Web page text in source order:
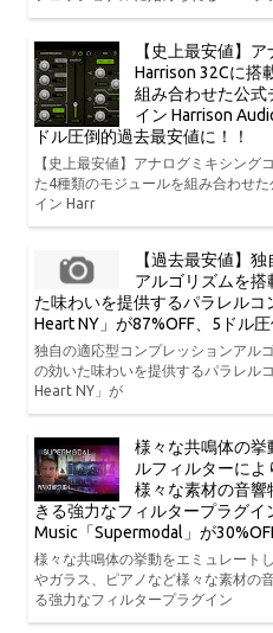
【史上最安値】
Harrison 32Cに搭
組み合わせた公式
イン Harrison
ドル圧倒的過去最安値に！！
【史上最安値】アナログミキシング
た4種類のモジュールを組み合わせ
イン Harr
【過去最安値】
アルゴリズムを
た味わいを提供するパラレルコ
Heart NY」が87%OFF、5ドル
独自の適応型コンプレッションアル
の効いた味わいを提供するパラレル
Heart NY」が
様々な共鳴体の挙
ルフィルターに
様々な素材の音響
きる強力なフィルタープラグイ
Music「Supermodal」が
様々な共鳴体の挙動をエミュレート
やガラス、ピアノなど様々な素材の
る強力なフィルタープラグイン